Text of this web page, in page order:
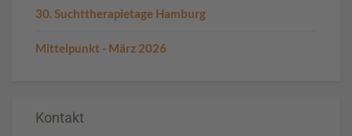
30. Suchttherapietage Hamburg
Mittelpunkt - März 2026
Kontakt